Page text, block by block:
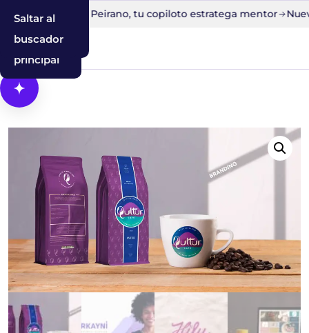
Saltar al
contenido
principal
Saltar a la
navegación
Saltar al
buscador
a Edu AI Peirano, tu copiloto estratega mentor Nuevo
Abrir Cosmos, el asistente con IA